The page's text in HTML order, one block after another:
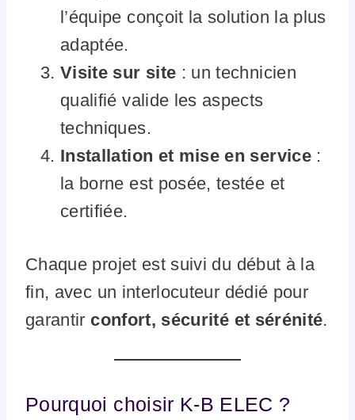
l’équipe conçoit la solution la plus
adaptée.
Visite sur site : un technicien
qualifié valide les aspects
techniques.
Installation et mise en service:
la borne est posée, testée et
certifiée.
Chaque projet est suivi du début à la
fin, avec un interlocuteur dédié pour
garantir confort, sécurité et sérénité.
Pourquoi choisir K-B ELEC ?